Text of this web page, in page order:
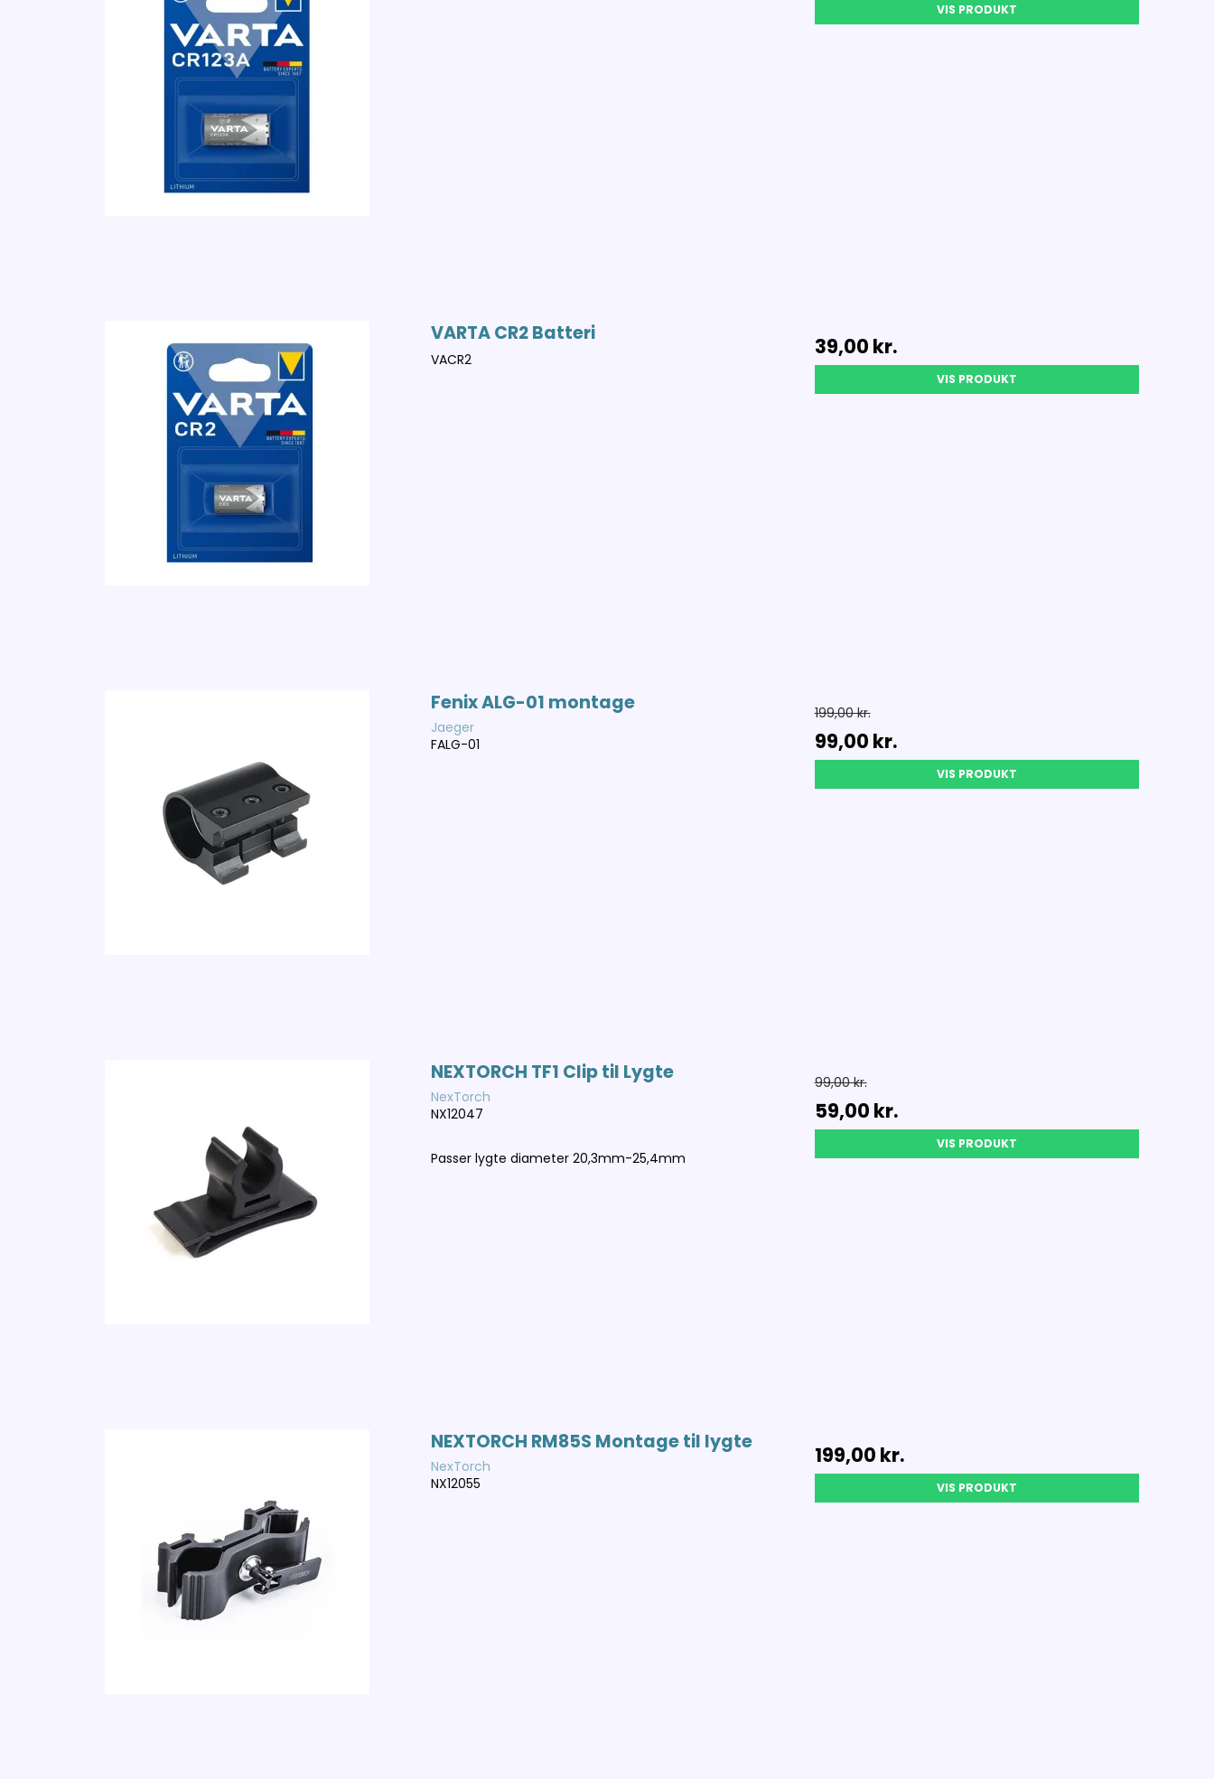
VIS PRODUKT
VARTA CR2 Batteri
VACR2 39,00 kr.
VIS PRODUKT
Fenix ALG-01 montage
Jaeger
FALG-01
199,00 kr.
99,00 kr.
VIS PRODUKT
NEXTORCH TF1 Clip til Lygte
NexTorch
NX12047
Passer lygte diameter 20,3mm-25,4mm
99,00 kr.
59,00 kr.
VIS PRODUKT
NEXTORCH RM85S Montage til lygte
NexTorch
NX12055
199,00 kr.
VIS PRODUKT